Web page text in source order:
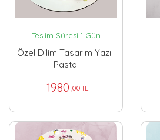
Teslim Süresi 1 Gün
Özel Dilim Tasarım Yazılı
Pasta.
1980 ,00 TL